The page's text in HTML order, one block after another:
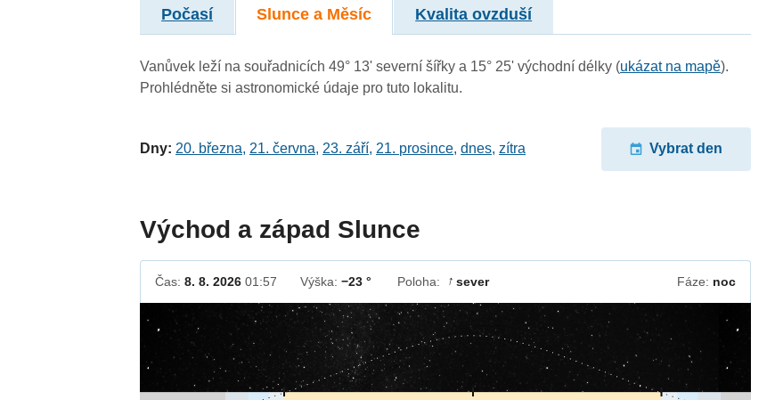
Počasí Slunce a Měsíc Kvalita ovzduší
Vanůvek leží na souřadnicích 49° 13' severní šířky a 15° 25' východní délky (ukázat na mapě).
Prohlédněte si astronomické údaje pro tuto lokalitu.
Dny: 20. března, 21. června, 23. září, 21. prosince,dnes,zítra Vybrat den
Východ a západ Slunce
Čas:8. 8. 2026 01:57 Výška:−23 ° Poloha: ↓ sever Fáze: noc